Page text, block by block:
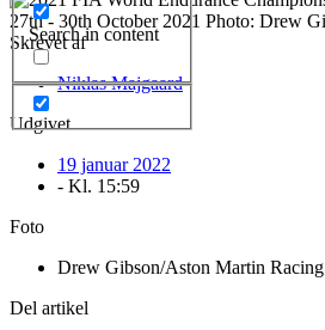
Search in content
Skrevet af
Niklas Majgaard
Udgivet
19 januar 2022
- Kl. 15:59
Foto
Drew Gibson/Aston Martin Racing
Del artikel